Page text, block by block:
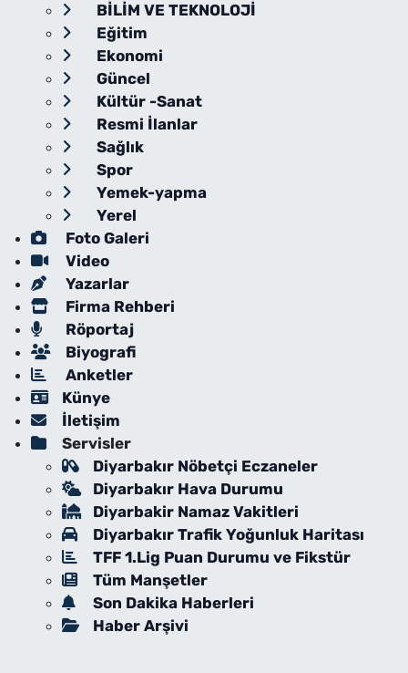
BİLİM VE TEKNOLOJİ
Eğitim
Ekonomi
Güncel
Kültür -Sanat
Resmi İlanlar
Sağlık
Spor
Yemek-yapma
Yerel
Foto Galeri
Video
Yazarlar
Firma Rehberi
Röportaj
Biyografi
Anketler
Künye
İletişim
Servisler
Diyarbakır Nöbetçi Eczaneler
Diyarbakır Hava Durumu
Diyarbakir Namaz Vakitleri
Diyarbakır Trafik Yoğunluk Haritası
TFF 1.Lig Puan Durumu ve Fikstür
Tüm Manşetler
Son Dakika Haberleri
Haber Arşivi